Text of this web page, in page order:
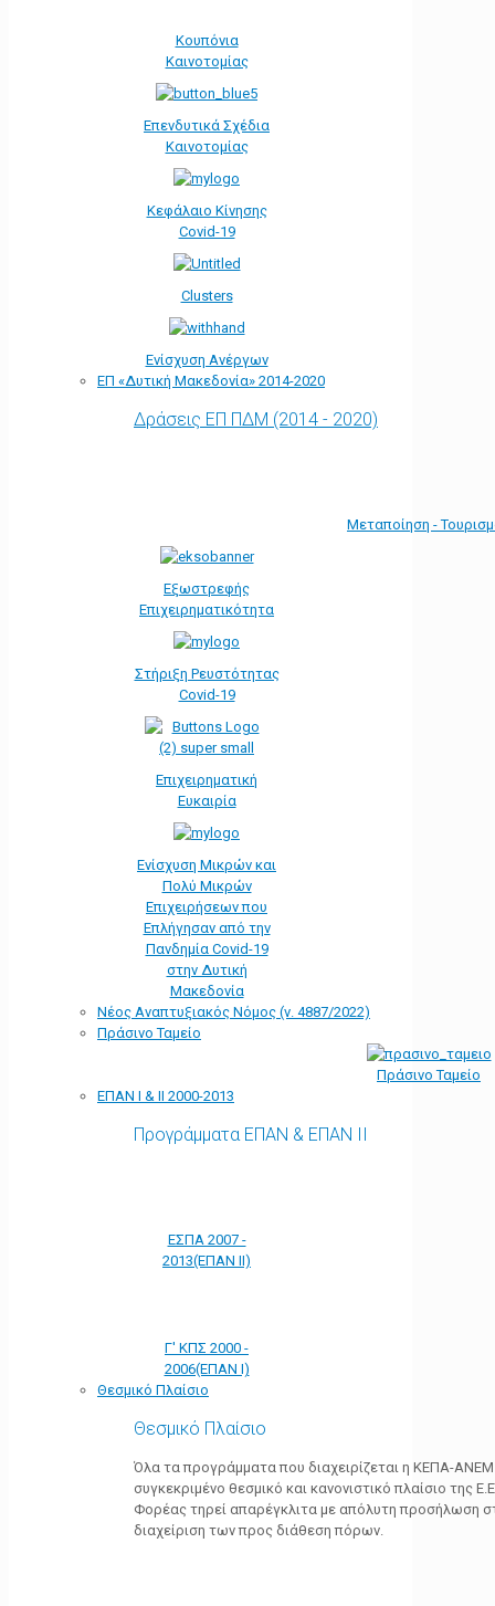
Κουπόνια
Καινοτομίας
Επενδυτικά Σχέδια
Καινοτομίας
Κεφάλαιο Κίνησης
Covid-19
Clusters
Ενίσχυση Ανέργων
ΕΠ «Δυτική Μακεδονία» 2014-2020
Δράσεις ΕΠ ΠΔΜ (2014 - 2020)
Μεταποίηση -
Εξωστρεφής
Επιχειρηματικότητα
Στήριξη Ρευστότητας
Covid-19
Επιχειρηματική
Ευκαιρία
Ενίσχυση Μικρών και
Πολύ Μικρών
Επιχειρήσεων που
Επλήγησαν από την
Πανδημία Covid-19
στην Δυτική
Μακεδονία
Νέος Αναπτυξιακός Νόμος (ν. 4887/2022)
Πράσινο Ταμείο
Πράσινο Ταμείο
ΕΠΑΝ Ι & ΙΙ 2000-2013
Προγράμματα ΕΠΑΝ & ΕΠΑΝ ΙΙ
ΕΣΠΑ 2007 -
2013(ΕΠΑΝ ΙΙ)
Γ' ΚΠΣ 2000 -
2006(ΕΠΑΝ Ι)
Θεσμικό Πλαίσιο
Θεσμικό Πλαίσιο
Όλα τα προγράμματα που διαχειρίζεται η ΚΕΠΑ-
συγκεκριμένο θεσμικό και κανονιστικό πλαίσιο της
Φορέας τηρεί απαρέγκλιτα με απόλυτη προσήλωση
διαχείριση των προς διάθεση πόρων.